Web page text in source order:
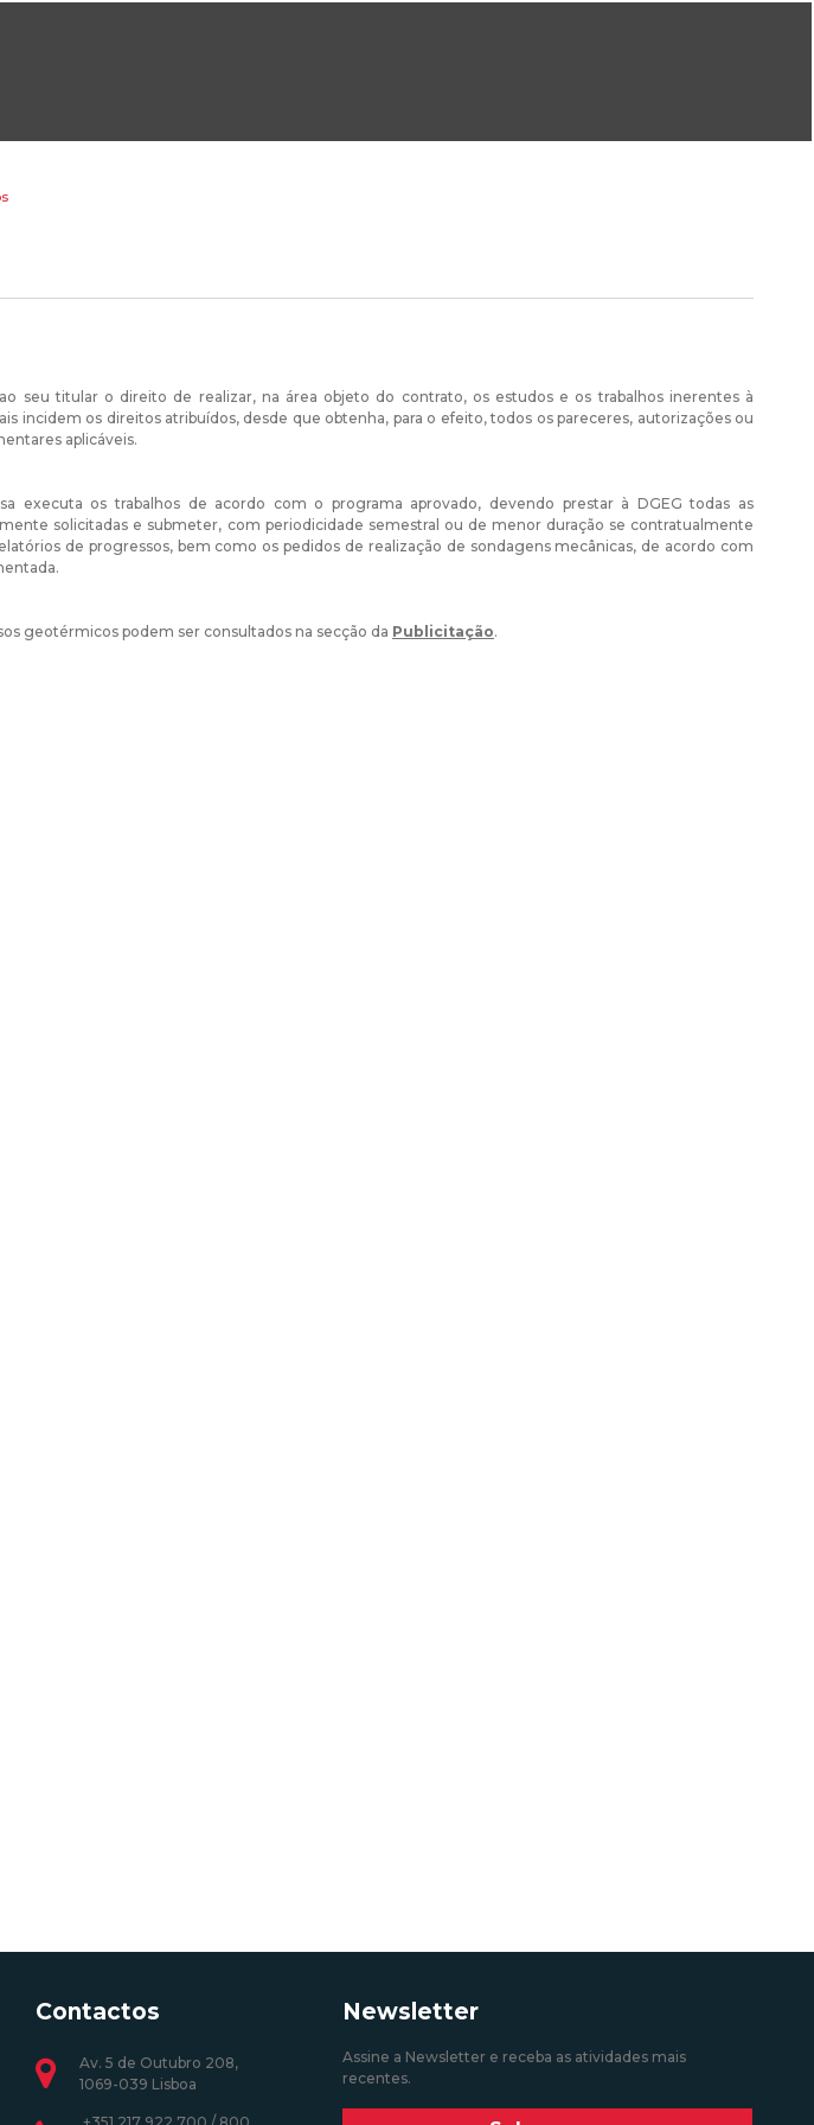
seu titular o direito de realizar, na área objeto do contrato, os estudos e os trabalhos inerentes à
incidem os direitos atribuídos, desde que obtenha, para o efeito, todos os pareceres, autorizações ou
aplicáveis.
executa os trabalhos de acordo com o programa aprovado, devendo prestar à DGEG todas as
solicitadas e submeter, com periodicidade semestral ou de menor duração se contratualmente
de progressos, bem como os pedidos de realização de sondagens mecânicas, de acordo com
geotérmicos podem ser consultados na secção da Publicitação.
Contactos
Av. 5 de Outubro 208,
1069-039 Lisboa
Newsletter
Assine a Newsletter e receba as atividades mais
recentes.